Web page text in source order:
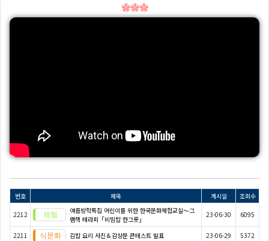
✿✿✿
번호 제목 게시일 조회수
2212
여름방학특집 어린이를 위한 한국문화체험교실〜그
램책 테라피「비빔밥 한그릇」
23-06-30 6095
2211 김밥 요리 사진＆감상문 콘테스트 발표 23-06-29 5372